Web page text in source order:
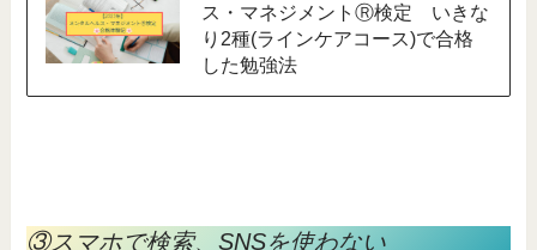
ス・マネジメントⓇ検定 いきな
り2種(ラインケアコース)で合格
した勉強法
③スマホで検索、SNSを使わない